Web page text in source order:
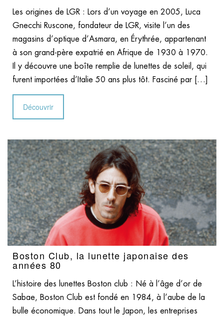
Les origines de LGR : Lors d’un voyage en 2005, Luca
Gnecchi Ruscone, fondateur de LGR, visite l’un des
magasins d’optique d’Asmara, en Érythrée, appartenant
à son grand-père expatrié en Afrique de 1930 à 1970.
Il y découvre une boîte remplie de lunettes de soleil, qui
furent importées d’Italie 50 ans plus tôt. Fasciné par […]
Découvrir
Boston Club, la lunette japonaise des
années 80
L’histoire des lunettes Boston club : Né à l’âge d’or de
Sabae, Boston Club est fondé en 1984, à l’aube de la
bulle économique. Dans tout le Japon, les entreprises